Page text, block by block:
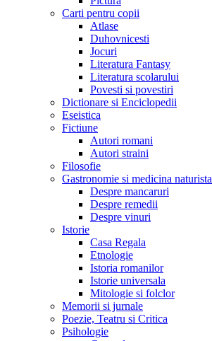
Carti pentru copii
Atlase
Duhovnicesti
Jocuri
Literatura Fantasy
Literatura scolarului
Povesti si povestiri
Dictionare si Enciclopedii
Eseistica
Fictiune
Autori romani
Autori straini
Filosofie
Gastronomie si medicina naturista
Despre mancaruri
Despre remedii
Despre vinuri
Istorie
Casa Regala
Etnologie
Istoria romanilor
Istorie universala
Mitologie si folclor
Memorii si jurnale
Poezie, Teatru si Critica
Psihologie